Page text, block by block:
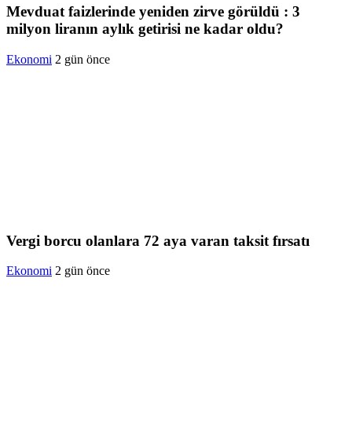
Mevduat faizlerinde yeniden zirve görüldü : 3
milyon liranın aylık getirisi ne kadar oldu?
Ekonomi 2 gün önce
Vergi borcu olanlara 72 aya varan taksit fırsatı
Ekonomi 2 gün önce